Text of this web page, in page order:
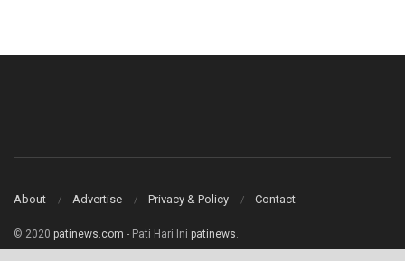
About Advertise Privacy & Policy Contact
© 2020 patinews.com - Pati Hari Ini patinews.